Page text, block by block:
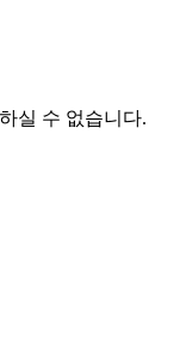
실 수 없습니다.